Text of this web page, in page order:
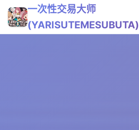
一次性交易大师
(YARISUTEMESUBUTA)